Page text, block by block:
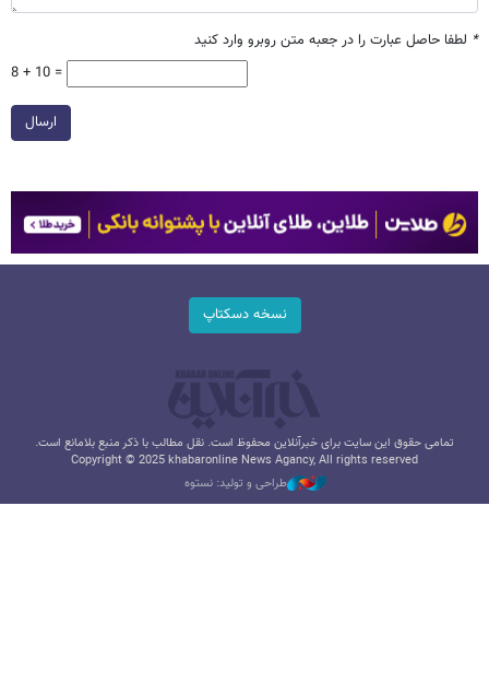
* لطفا حاصل عبارت را در جعبه متن روبرو وارد کنید
8 + 10 =
ارسال
نسخه دسکتاپ
تمامی حقوق این سایت برای خبرآنلاین محفوظ است. نقل مطالب با ذکر منبع بلامانع است.
Copyright © 2025 khabaronline News Agancy, All rights reserved
طراحی و تولید: نستوه